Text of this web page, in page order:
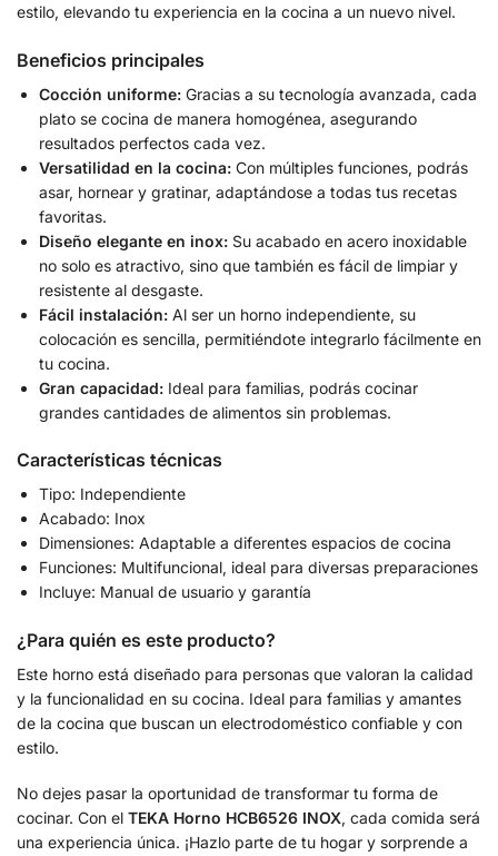
estilo, elevando tu experiencia en la cocina a un nuevo nivel.
Beneficios principales
Cocción uniforme: Gracias a su tecnología avanzada, cada
plato se cocina de manera homogénea, asegurando
resultados perfectos cada vez.
Versatilidad en la cocina: Con múltiples funciones, podrás
asar, hornear y gratinar, adaptándose a todas tus recetas
favoritas.
Diseño elegante en inox: Su acabado en acero inoxidable
no solo es atractivo, sino que también es fácil de limpiar y
resistente al desgaste.
Fácil instalación: Al ser un horno independiente, su
colocación es sencilla, permitiéndote integrarlo fácilmente en
tu cocina.
Gran capacidad: Ideal para familias, podrás cocinar
grandes cantidades de alimentos sin problemas.
Características técnicas
Tipo: Independiente
Acabado: Inox
Dimensiones: Adaptable a diferentes espacios de cocina
Funciones: Multifuncional, ideal para diversas preparaciones
Incluye: Manual de usuario y garantía
¿Para quién es este producto?
Este horno está diseñado para personas que valoran la calidad
y la funcionalidad en su cocina. Ideal para familias y amantes
de la cocina que buscan un electrodoméstico confiable y con
estilo.
No dejes pasar la oportunidad de transformar tu forma de
cocinar. Con el TEKA Horno HCB6526 INOX, cada comida será
una experiencia única. ¡Hazlo parte de tu hogar y sorprende a